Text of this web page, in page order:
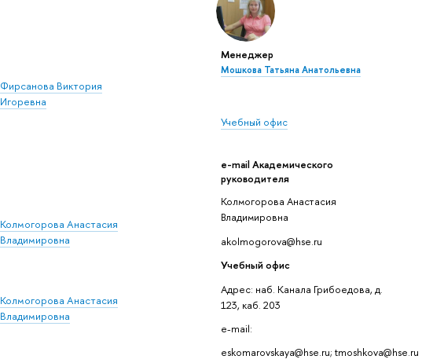
Менеджер
Мошкова Татьяна Анатольевна
Учебный офис
e-mail Академического
руководителя
Колмогорова Анастасия
Владимировна
akolmogorova@hse.ru
Учебный офис
Адрес: наб. Канала Грибоедова, д.
123, каб. 203
e-mail:
eskomarovskaya@hse.ru; tmoshkova@hse.ru
Фирсанова Виктория
Игоревна
Колмогорова Анастасия
Владимировна
Колмогорова Анастасия
Владимировна